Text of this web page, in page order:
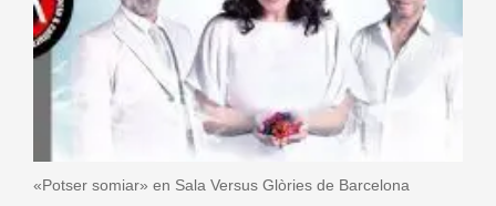
«Potser somiar» en Sala Versus Glòries de Barcelona